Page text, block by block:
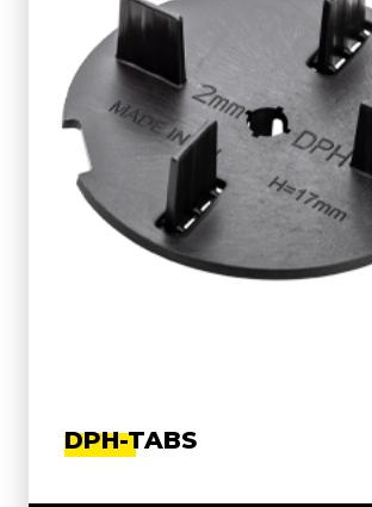
DPH-TABS